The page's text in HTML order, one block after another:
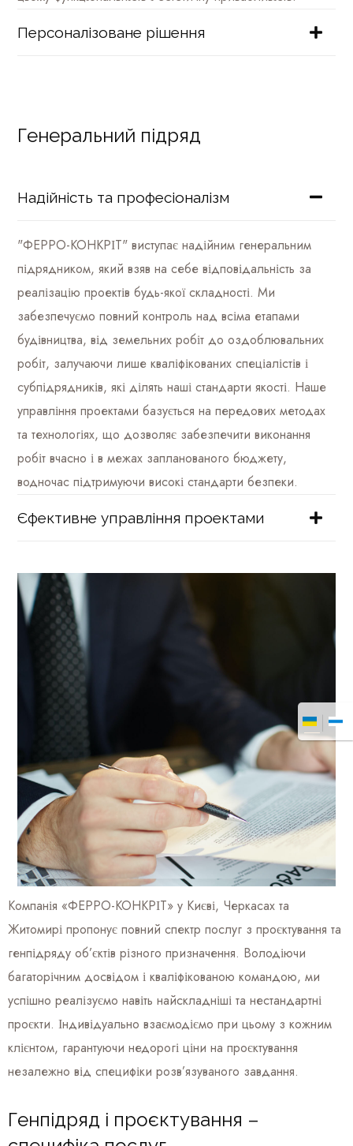
Персоналізоване рішення
Генеральний підряд
Надійність та професіоналізм
"ФЕРРО-КОНКРІТ" виступає надійним генеральним
підрядником, який взяв на себе відповідальність за
реалізацію проектів будь-якої складності. Ми
забезпечуємо повний контроль над всіма етапами
будівництва, від земельних робіт до оздоблювальних
робіт, залучаючи лише кваліфікованих спеціалістів і
субпідрядників, які ділять наші стандарти якості. Наше
управління проектами базується на передових методах
та технологіях, що дозволяє забезпечити виконання
робіт вчасно і в межах запланованого бюджету,
водночас підтримуючи високі стандарти безпеки.
Єфективне управління проектами
Компанія «ФЕРРО-КОНКРІТ» у Києві, Черкасах та
Житомирі пропонує повний спектр послуг з проєктування та
генпідряду об’єктів різного призначення. Володіючи
багаторічним досвідом і кваліфікованою командою, ми
успішно реалізуємо навіть найскладніші та нестандартні
проєкти. Індивідуально взаємодіємо при цьому з кожним
клієнтом, гарантуючи недорогі ціни на проєктування
незалежно від специфіки розв’язуваного завдання.
Генпідряд і проєктування –